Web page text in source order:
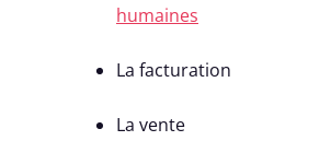
humaines
La facturation
La vente